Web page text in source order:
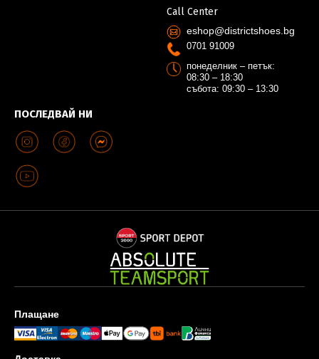
ПОСЛЕДВАЙ НИ
Call Center
eshop@districtshoes.bg
0701 91009
понеделник – петък:
08:30 – 18:30
събота: 09:30 – 13:30
Плащане